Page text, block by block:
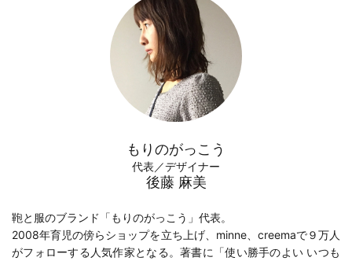
もりのがっこう
代表／デザイナー
後藤 麻美
鞄と服のブランド「もりのがっこう」代表。
2008年育児の傍らショップを立ち上げ、minne、creemaで９万人
がフォローする人気作家となる。著書に「使い勝手のよい いつも